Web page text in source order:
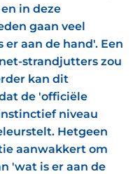
in deze
gaan veel
aan de hand'. Een
strandjutters zou
kan dit
de 'officiële
niveau
Hetgeen
aanwakkert om
'wat is er aan de